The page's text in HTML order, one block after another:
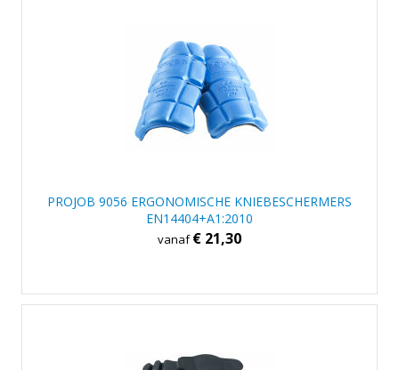
PROJOB 9056 ERGONOMISCHE KNIEBESCHERMERS
EN14404+A1:2010
vanaf€ 21,30